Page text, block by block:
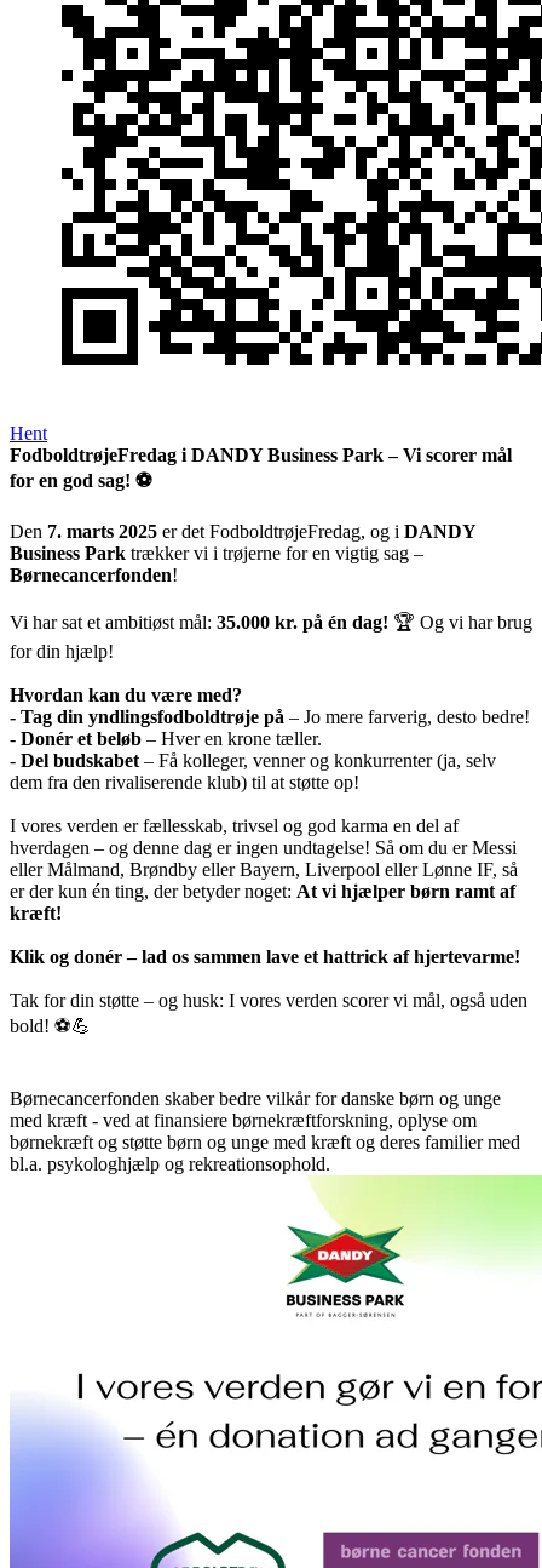
Hent
FodboldtrøjeFredag i DANDY Business Park – Vi scorer mål
for en god sag! ⚽
Den 7. marts 2025 er det FodboldtrøjeFredag, og i DANDY
Business Park trækker vi i trøjerne for en vigtig sag –
Børnecancerfonden!
Vi har sat et ambitiøst mål: 35.000 kr. på én dag! 🏆 Og vi har brug
for din hjælp!
Hvordan kan du være med?
- Tag din yndlingsfodboldtrøje på – Jo mere farverig, desto bedre!
- Donér et beløb – Hver en krone tæller.
- Del budskabet – Få kolleger, venner og konkurrenter (ja, selv
dem fra den rivaliserende klub) til at støtte op!
I vores verden er fællesskab, trivsel og god karma en del af
hverdagen – og denne dag er ingen undtagelse! Så om du er Messi
eller Målmand, Brøndby eller Bayern, Liverpool eller Lønne IF, så
er der kun én ting, der betyder noget: At vi hjælper børn ramt af
kræft!
Klik og donér – lad os sammen lave et hattrick af hjertevarme!
Tak for din støtte – og husk: I vores verden scorer vi mål, også uden
bold! ⚽💪
Børnecancerfonden skaber bedre vilkår for danske børn og unge
med kræft - ved at finansiere børnekræftforskning, oplyse om
børnekræft og støtte børn og unge med kræft og deres familier med
bl.a. psykologhjælp og rekreationsophold.